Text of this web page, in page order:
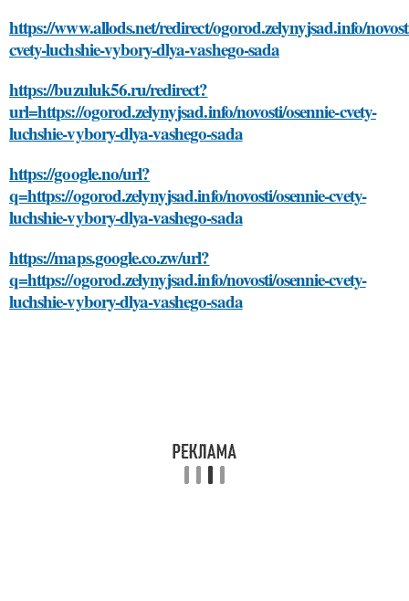
https://www.allods.net/redirect/ogorod.zelynyjsad.info/
cvety-luchshie-vybory-dlya-vashego-sada
https://buzuluk56.ru/redirect?
url=https://ogorod.zelynyjsad.info/novosti/osennie-cvety-
luchshie-vybory-dlya-vashego-sada
https://google.no/url?
q=https://ogorod.zelynyjsad.info/novosti/osennie-cvety-
luchshie-vybory-dlya-vashego-sada
https://maps.google.co.zw/url?
q=https://ogorod.zelynyjsad.info/novosti/osennie-cvety-
luchshie-vybory-dlya-vashego-sada